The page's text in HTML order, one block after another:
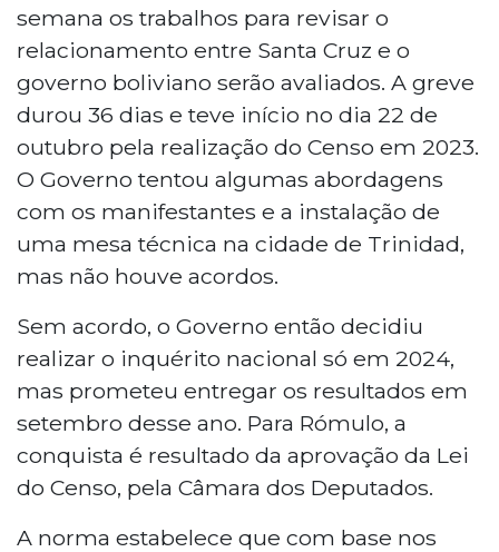
semana os trabalhos para revisar o
relacionamento entre Santa Cruz e o
governo boliviano serão avaliados. A greve
durou 36 dias e teve início no dia 22 de
outubro pela realização do Censo em 2023.
O Governo tentou algumas abordagens
com os manifestantes e a instalação de
uma mesa técnica na cidade de Trinidad,
mas não houve acordos.
Sem acordo, o Governo então decidiu
realizar o inquérito nacional só em 2024,
mas prometeu entregar os resultados em
setembro desse ano. Para Rómulo, a
conquista é resultado da aprovação da Lei
do Censo, pela Câmara dos Deputados.
A norma estabelece que com base nos